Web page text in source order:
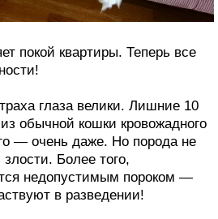
покой квартиры. Теперь все
глаза велики. Лишние 10
обычной кошки кровожадного
— очень даже. Но порода не
Более того,
недопустимым пороком —
в разведении!